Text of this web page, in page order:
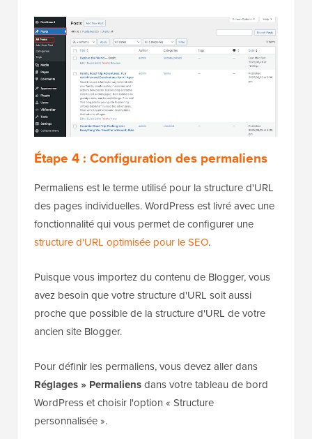
Étape 4 : Configuration des permaliens
Permaliens est le terme utilisé pour la structure d'URL
des pages individuelles. WordPress est livré avec une
fonctionnalité qui vous permet de configurer une
structure d'URL optimisée pour le SEO.
Puisque vous importez du contenu de Blogger, vous
avez besoin que votre structure d'URL soit aussi
proche que possible de la structure d'URL de votre
ancien site Blogger.
Pour définir les permaliens, vous devez aller dans
Réglages » Permaliensdans votre tableau de bord
WordPress et choisir l'option « Structure
personnalisée ».